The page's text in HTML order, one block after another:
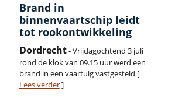
Brand in
binnenvaartschip leidt
tot rookontwikkeling
Dordrecht- Vrijdagochtend 3 juli
rond de klok van 09.15 uur werd een
brand in een vaartuig vastgesteld [
Lees verder]